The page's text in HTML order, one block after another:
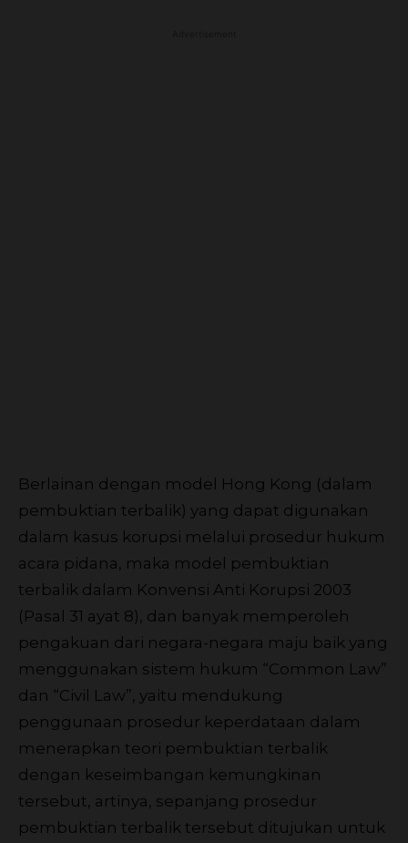
Berlainan dengan model Hong Kong (dalam
pembuktian terbalik) yang dapat digunakan
dalam kasus korupsi melalui prosedur hukum
acara pidana, maka model pembuktian
terbalik dalam Konvensi Anti Korupsi 2003
(Pasal 31 ayat 8), dan banyak memperoleh
pengakuan dari negara-negara maju baik yang
menggunakan sistem hukum “Common Law”
dan “Civil Law”, yaitu mendukung
penggunaan prosedur keperdataan dalam
menerapkan teori pembuktian terbalik
dengan keseimbangan kemungkinan
tersebut, artinya, sepanjang prosedur
pembuktian terbalik tersebut ditujukan untuk